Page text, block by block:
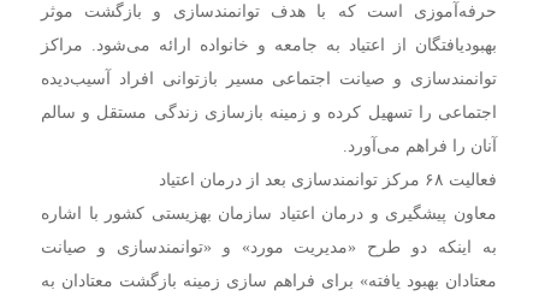
حرفه‌آموزی است که با هدف توانمندسازی و بازگشت موثر
بهبودیافتگان از اعتیاد به جامعه و خانواده ارائه می‌شود. مراکز
توانمندسازی و صیانت اجتماعی مسیر بازتوانی افراد آسیب‌دیده
اجتماعی را تسهیل کرده و زمینه بازسازی زندگی مستقل و سالم
آنان را فراهم می‌آورد.
فعالیت ۶۸ مرکز توانمندسازی بعد از درمان اعتیاد
معاون پیشگیری و درمان اعتیاد سازمان بهزیستی کشور با اشاره
به اینکه دو طرح «مدیریت مورد» و «توانمندسازی و صیانت
معتادان بهبود یافته» برای فراهم سازی زمینه بازگشت معتادان به